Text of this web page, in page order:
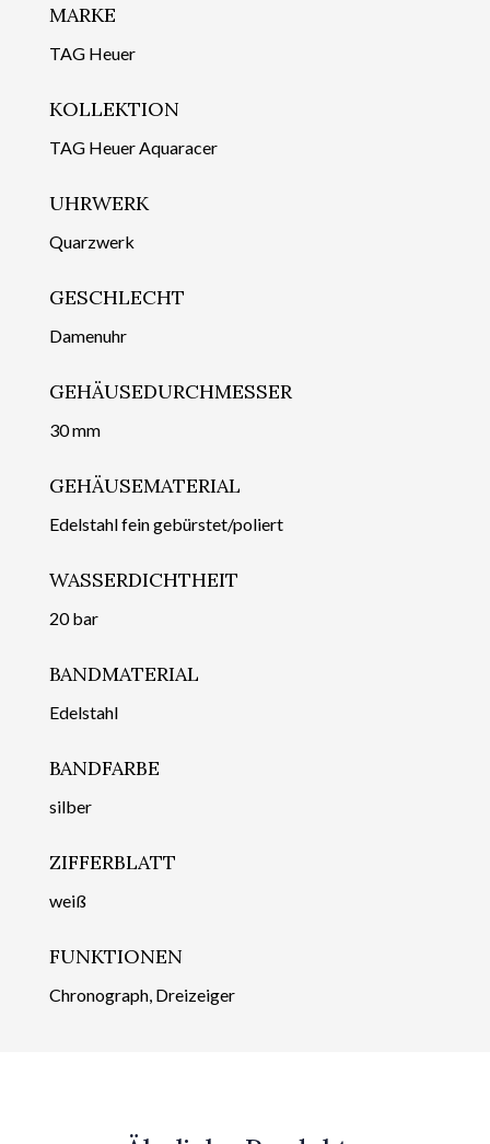
MARKE
TAG Heuer
KOLLEKTION
TAG Heuer Aquaracer
UHRWERK
Quarzwerk
GESCHLECHT
Damenuhr
GEHÄUSEDURCHMESSER
30 mm
GEHÄUSEMATERIAL
Edelstahl fein gebürstet/poliert
WASSERDICHTHEIT
20 bar
BANDMATERIAL
Edelstahl
BANDFARBE
silber
ZIFFERBLATT
weiß
FUNKTIONEN
Chronograph, Dreizeiger